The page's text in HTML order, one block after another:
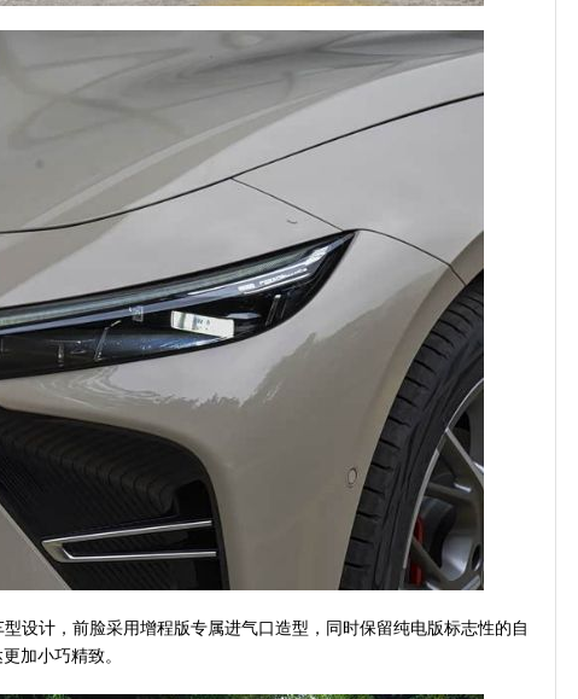
设计，前脸采用增程版专属进气口造型，同时保留纯电版标志性的自
加小巧精致。